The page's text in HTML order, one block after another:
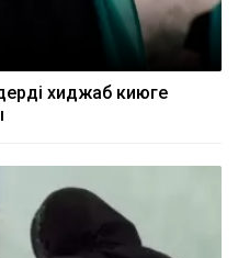
хиджаб киюге